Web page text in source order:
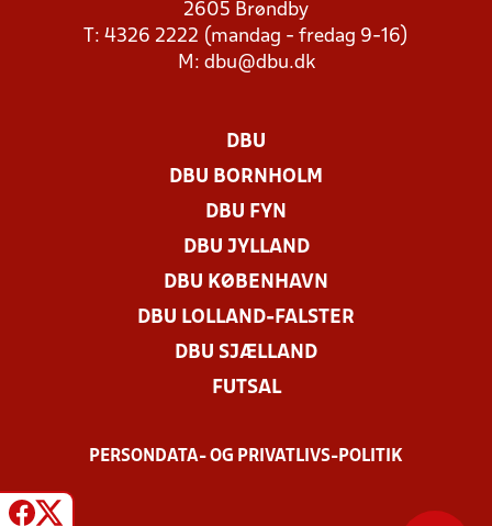
2605 Brøndby
T: 4326 2222 (mandag - fredag 9-16)
M: dbu@dbu.dk
DBU
DBU BORNHOLM
DBU FYN
DBU JYLLAND
DBU KØBENHAVN
DBU LOLLAND-FALSTER
DBU SJÆLLAND
FUTSAL
PERSONDATA- OG PRIVATLIVS-POLITIK